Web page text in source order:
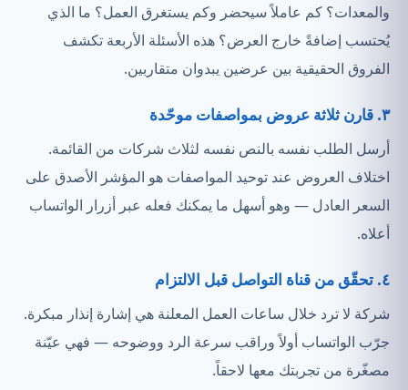
والمعدات؟ كم عاملاً سيحضر وكم يستغرق العمل؟ ما الذي
يُحتسب إضافةً خارج العرض؟ هذه الأسئلة الأربعة تكشف
الفروق الحقيقية بين عرضين يبدوان متقاربين.
٣. قارن ثلاثة عروض بمواصفات موحّدة
أرسل الطلب نفسه بالنص نفسه لثلاث شركات من القائمة.
اختلاف العروض عند توحيد المواصفات هو المؤشر الأصدق على
السعر العادل — وهو أسهل ما يمكنك فعله عبر أزرار الواتساب
أعلاه.
٤. تحقّق من قناة التواصل قبل الالتزام
شركة لا ترد خلال ساعات العمل المعلنة هي إشارة إنذار مبكرة.
جرّب الواتساب أولاً وراقب سرعة الرد ووضوحه — فهي عيّنة
مصغّرة من تجربتك معها لاحقاً.